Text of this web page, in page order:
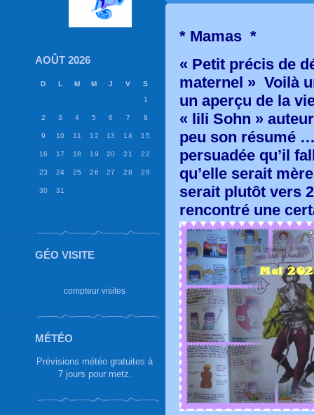
AOÛT 2026
D L M M J V
S
1
2 3 4 5 6 7 8
9 10 11 12 13 14 15
16 17 18 19 20 21 22
23 24 25 26 27 28 29
30 31
GÉO VISITE
compteur visites
MÉTÉO
Prévisions météo gratuites à
7 jours pour metz.
* Mamas *
« Petit précis de
maternel » Voilà
un aperçu de la
« lili Sohn »
peu son résumé
persuadée qu’il
qu’elle serait
serait plutôt vers
rencontré une